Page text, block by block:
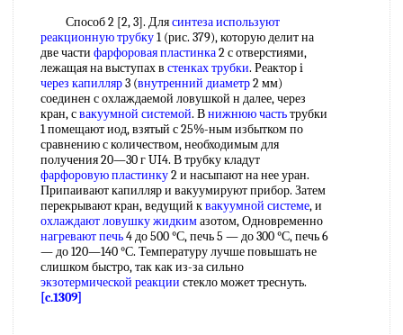
Способ 2 [2, 3]. Длясинтеза используют
реакционную трубку1 (рис. 379), которую делит на
две части фарфоровая пластинка2 с отверстиями,
лежащая на выступах в стенках трубки. Реактор i
через капилляр3 (внутренний диаметр2 мм)
соединен с охлаждаемой ловушкой н далее, через
кран, свакуумной системой. Внижнюю частьтрубки
1 помещают иод, взятый с 25%-ным избытком по
сравнению с количеством, необходимым для
получения 20—30 г UI4. В трубку кладут
фарфоровую пластинку2 и насыпают на нее уран.
Припаивают капилляр и вакуумируют прибор. Затем
перекрывают кран, ведущий квакуумной системе, и
охлаждают ловушку жидкимазотом, Одновременно
нагревают печь4 до 500 °С, печь 5 — до 300 °С, печь 6
— до 120—140 °С. Температуру лучше повышать не
слишком быстро, так как из-за сильно
экзотермической реакции стекло может треснуть.
[c.1309]